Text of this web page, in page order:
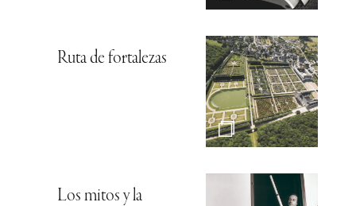
Ruta de fortalezas
Los mitos y la